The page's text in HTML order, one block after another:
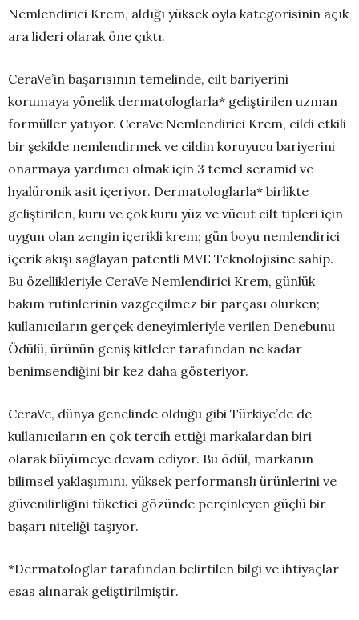
Nemlendirici Krem, aldığı yüksek oyla kategorisinin açık
ara lideri olarak öne çıktı.
CeraVe’in başarısının temelinde, cilt bariyerini
korumaya yönelik dermatologlarla* geliştirilen uzman
formüller yatıyor. CeraVe Nemlendirici Krem, cildi etkili
bir şekilde nemlendirmek ve cildin koruyucu bariyerini
onarmaya yardımcı olmak için 3 temel seramid ve
hyalüronik asit içeriyor. Dermatologlarla* birlikte
geliştirilen, kuru ve çok kuru yüz ve vücut cilt tipleri için
uygun olan zengin içerikli krem; gün boyu nemlendirici
içerik akışı sağlayan patentli MVE Teknolojisine sahip.
Bu özellikleriyle CeraVe Nemlendirici Krem, günlük
bakım rutinlerinin vazgeçilmez bir parçası olurken;
kullanıcıların gerçek deneyimleriyle verilen Denebunu
Ödülü, ürünün geniş kitleler tarafından ne kadar
benimsendiğini bir kez daha gösteriyor.
CeraVe, dünya genelinde olduğu gibi Türkiye’de de
kullanıcıların en çok tercih ettiği markalardan biri
olarak büyümeye devam ediyor. Bu ödül, markanın
bilimsel yaklaşımını, yüksek performanslı ürünlerini ve
güvenilirliğini tüketici gözünde perçinleyen güçlü bir
başarı niteliği taşıyor.
*Dermatologlar tarafından belirtilen bilgi ve ihtiyaçlar
esas alınarak geliştirilmiştir.